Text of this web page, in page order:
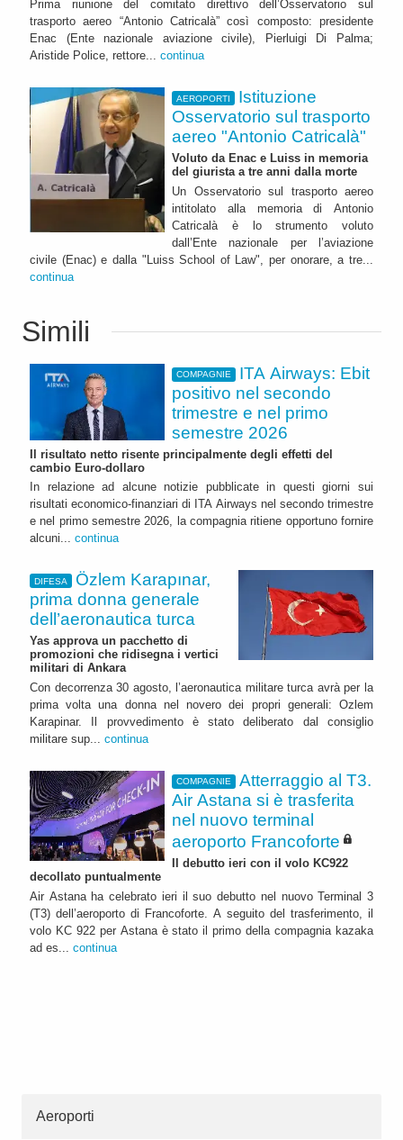
Prima riunione del comitato direttivo dell’Osservatorio sul
trasporto aereo “Antonio Catricalà” così composto: presidente
Enac (Ente nazionale aviazione civile), Pierluigi Di Palma;
Aristide Police, rettore... continua
AEROPORTI
Istituzione
Osservatorio sul trasporto
aereo "Antonio Catricalà"
Voluto da Enac e Luiss in memoria
del giurista a tre anni dalla morte
Un Osservatorio sul trasporto aereo
intitolato alla memoria di Antonio
Catricalà è lo strumento voluto
dall’Ente nazionale per l’aviazione
civile (Enac) e dalla "Luiss School of Law", per onorare, a tre...
continua
Simili
COMPAGNIE
ITA Airways: Ebit
positivo nel secondo
trimestre e nel primo
semestre 2026
Il risultato netto risente principalmente degli effetti del
cambio Euro-dollaro
In relazione ad alcune notizie pubblicate in questi giorni sui
risultati economico-finanziari di ITA Airways nel secondo trimestre
e nel primo semestre 2026, la compagnia ritiene opportuno fornire
alcuni... continua
DIFESA
Özlem Karapınar,
prima donna generale
dell’aeronautica turca
Yas approva un pacchetto di
promozioni che ridisegna i vertici
militari di Ankara
Con decorrenza 30 agosto, l’aeronautica militare turca avrà per la
prima volta una donna nel novero dei propri generali: Ozlem
Karapinar. Il provvedimento è stato deliberato dal consiglio
militare sup... continua
COMPAGNIE
Atterraggio al T3.
Air Astana si è trasferita
nel nuovo terminal
aeroporto Francoforte
Il debutto ieri con il volo KC922
decollato puntualmente
Air Astana ha celebrato ieri il suo debutto nel nuovo Terminal 3
(T3) dell’aeroporto di Francoforte. A seguito del trasferimento, il
volo KC 922 per Astana è stato il primo della compagnia kazaka
ad es... continua
Aeroporti